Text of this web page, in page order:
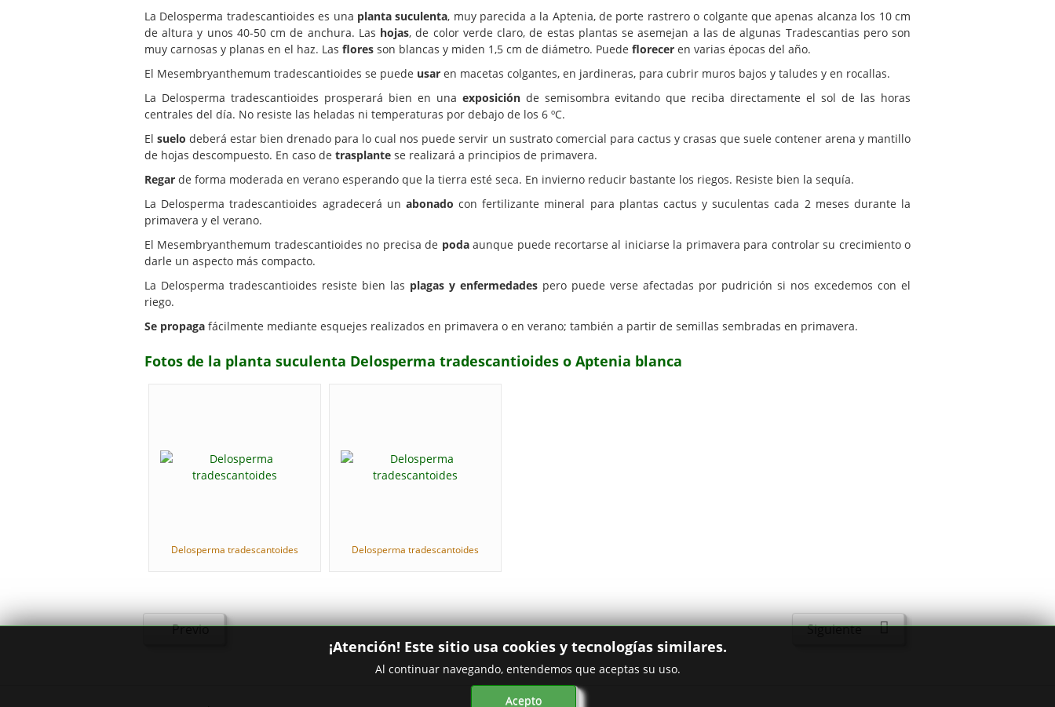
La Delosperma tradescantioides es una planta suculenta, muy parecida a la Aptenia, de porte rastrero o colgante que apenas alcanza los 10 cm
de altura y unos 40-50 cm de anchura. Las hojas, de color verde claro, de estas plantas se asemejan a las de algunas Tradescantias pero son
muy carnosas y planas en el haz. Las flores son blancas y miden 1,5 cm de diámetro. Puede florecer en varias épocas del año.
El Mesembryanthemum tradescantioides se puede usar en macetas colgantes, en jardineras, para cubrir muros bajos y taludes y en rocallas.
La Delosperma tradescantioides prosperará bien en una exposiciónde semisombra evitando que reciba directamente el sol de las horas
centrales del día. No resiste las heladas ni temperaturas por debajo de los 6 ºC.
Elsuelo deberá estar bien drenado para lo cual nos puede servir un sustrato comercial para cactus y crasas que suele contener arena y mantillo
de hojas descompuesto. En caso de trasplante se realizará a principios de primavera.
Regar de forma moderada en verano esperando que la tierra esté seca. En invierno reducir bastante los riegos. Resiste bien la sequía.
La Delosperma tradescantioides agradecerá un abonado con fertilizante mineral para plantas cactus y suculentas cada 2 meses durante la
primavera y el verano.
El Mesembryanthemum tradescantioides no precisa de podaaunque puede recortarse al iniciarse la primavera para controlar su crecimiento o
darle un aspecto más compacto.
La Delosperma tradescantioides resiste bien las plagas y enfermedades pero puede verse afectadas por pudrición si nos excedemos con el
riego.
Se propaga fácilmente mediante esquejes realizados en primavera o en verano; también a partir de semillas sembradas en primavera.
Fotos de la planta suculenta Delosperma tradescantioides o Aptenia blanca
Delosperma tradescantoides Delosperma tradescantoides
Previo Siguiente
¡Atención! Este sitio usa cookies y tecnologías similares.
Al continuar navegando, entendemos que aceptas su uso.
Acepto